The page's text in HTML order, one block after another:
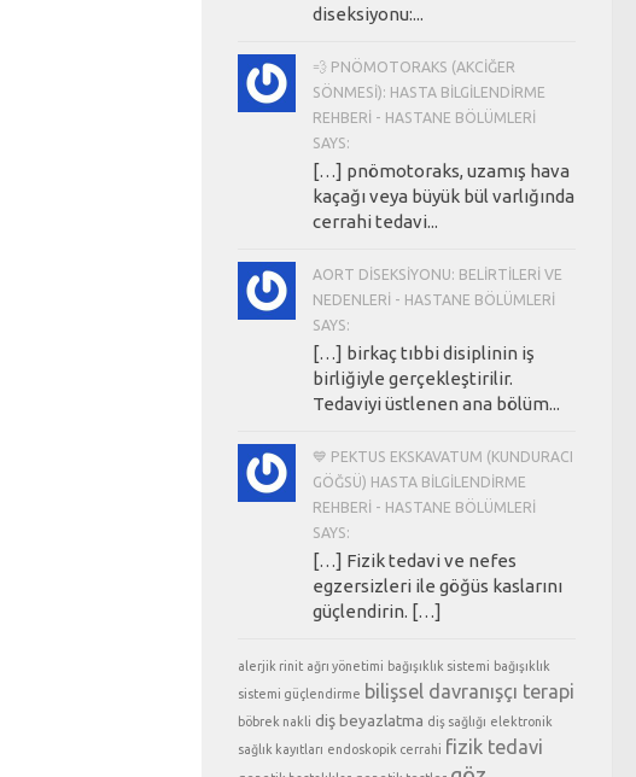
diseksiyonu:...
💨 PNÖMOTORAKS (AKCIĞER
SÖNMESI): HASTA BILGILENDIRME
REHBERI - HASTANE BÖLÜMLERI
SAYS:
[…] pnömotoraks, uzamış hava
kaçağı veya büyük bül varlığında
cerrahi tedavi...
AORT DISEKSIYONU: BELIRTILERI VE
NEDENLERI - HASTANE BÖLÜMLERI
SAYS:
[…] birkaç tıbbi disiplinin iş
birliğiyle gerçekleştirilir.
Tedaviyi üstlenen ana bölüm...
💙 PEKTUS EKSKAVATUM (KUNDURACI
GÖĞSÜ) HASTA BILGILENDIRME
REHBERI - HASTANE BÖLÜMLERI
SAYS:
[…] Fizik tedavi ve nefes
egzersizleri ile göğüs kaslarını
güçlendirin. […]
alerjik rinit ağrı yönetimi bağışıklık sistemi bağışıklık
sistemi güçlendirme bilişsel davranışçı terapi
böbrek nakli diş beyazlatma diş sağlığı elektronik
sağlık kayıtları endoskopik cerrahi fizik tedavi